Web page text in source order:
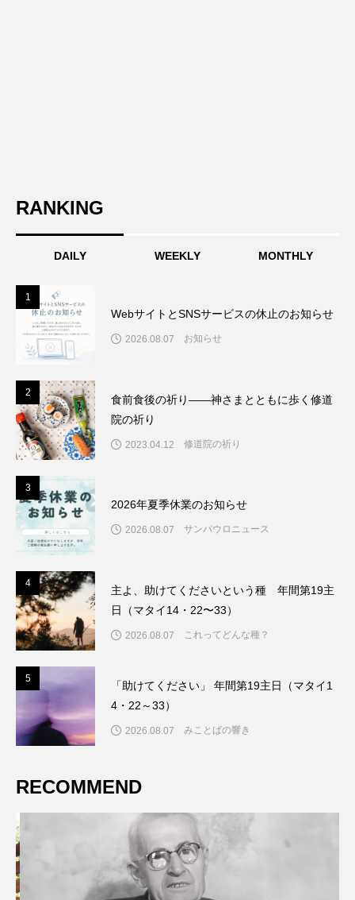
RANKING
DAILY WEEKLY MONTHLY
1
WebサイトとSNSサービスの休止のお知らせ
2026.08.07 お知らせ
2
食前食後の祈り――神さまとともに歩く修道
院の祈り
2023.04.12 修道院の祈り
3
2026年夏季休業のお知らせ
2026.08.07 サンパウロニュース
4
主よ、助けてくださいという種 年間第19主
日（マタイ14・22〜33）
2026.08.07 これってどんな種？
5
「助けてください」 年間第19主日（マタイ1
4・22～33）
2026.08.07 みことばの響き
RECOMMEND